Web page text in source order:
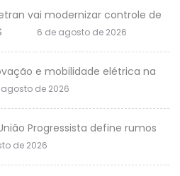
vai modernizar controle de
6 de agosto de 2026
e mobilidade elétrica na
de 2026
Progressista define rumos
de 2026